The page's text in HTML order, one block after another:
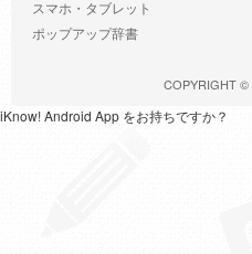
スマホ・タブレット
ポップアップ辞書
COPYRIGHT ©
iKnow! Android App をお持ちですか？